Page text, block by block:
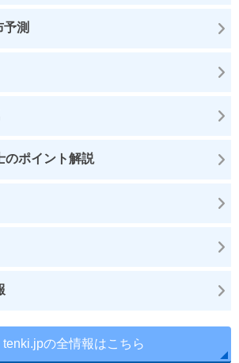
予測
のポイント解説
tenki.jpの全情報はこちら